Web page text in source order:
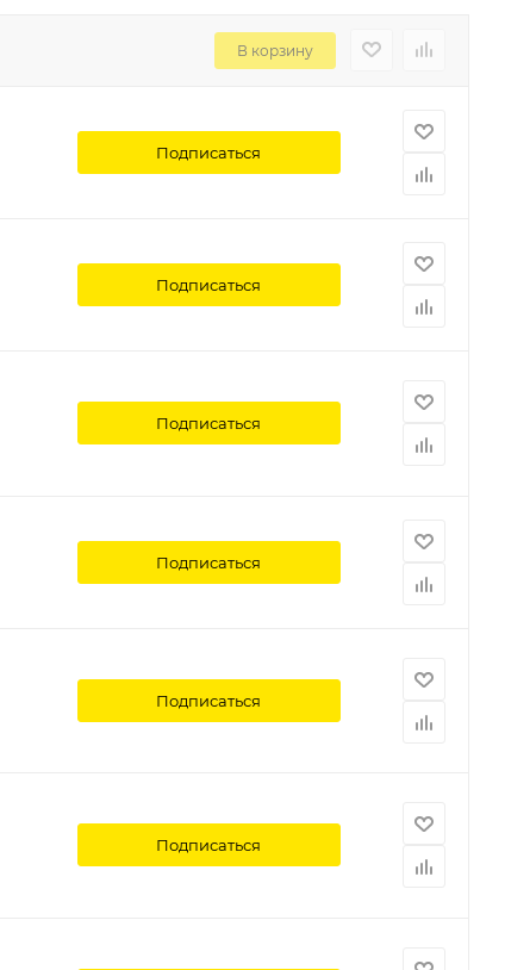
В корзину
Подписаться
Подписаться
Подписаться
Подписаться
Подписаться
Подписаться